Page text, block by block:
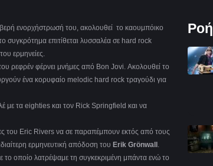
ενορχήστρωσή του, ακολουθεί το καουμπόικο
συγκρότημα επιτίθεται λυσσαλέα σε hard rock
ερμηνείες.
ρεφρέν φέρνει μνήμες από Bon Jovi. Ακολουθεί το
ένα κορυφαίο melodic hard rock τραγούδι για
με τα eighties και τον Rick Springfield και να
του Eric Rivers να σε παραπέμπουν εκτός από τους
ερμηνευτική απόδοση του Erik Grönwall .
οποίο λατρέψαμε τη συγκεκριμένη μπάντα ενώ το
Ροή